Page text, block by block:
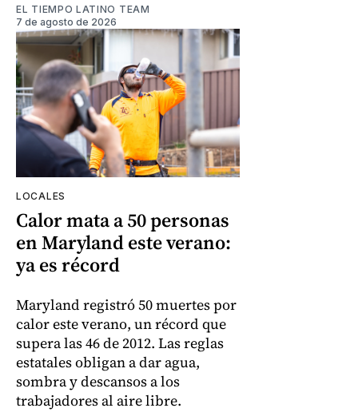
EL TIEMPO LATINO TEAM
7 de agosto de 2026
LOCALES
Calor mata a 50 personas
en Maryland este verano:
ya es récord
Maryland registró 50 muertes por
calor este verano, un récord que
supera las 46 de 2012. Las reglas
estatales obligan a dar agua,
sombra y descansos a los
trabajadores al aire libre.